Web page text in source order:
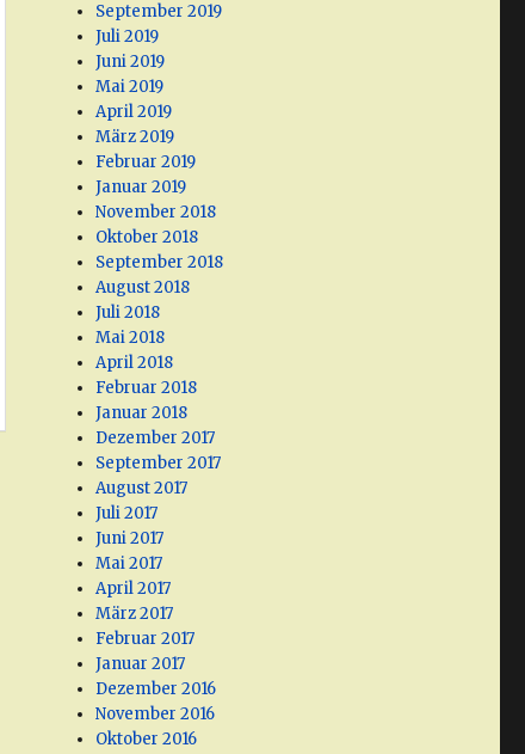
September 2019
Juli 2019
Juni 2019
Mai 2019
April 2019
März 2019
Februar 2019
Januar 2019
November 2018
Oktober 2018
September 2018
August 2018
Juli 2018
Mai 2018
April 2018
Februar 2018
Januar 2018
Dezember 2017
September 2017
August 2017
Juli 2017
Juni 2017
Mai 2017
April 2017
März 2017
Februar 2017
Januar 2017
Dezember 2016
November 2016
Oktober 2016